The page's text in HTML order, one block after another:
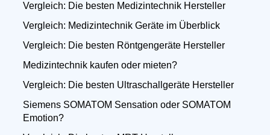
Vergleich: Die besten Medizintechnik Hersteller
Vergleich: Medizintechnik Geräte im Überblick
Vergleich: Die besten Röntgengeräte Hersteller
Medizintechnik kaufen oder mieten?
Vergleich: Die besten Ultraschallgeräte Hersteller
Siemens SOMATOM Sensation oder SOMATOM
Emotion?